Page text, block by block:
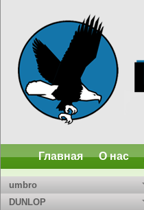
Главная О нас
umbro
DUNLOP